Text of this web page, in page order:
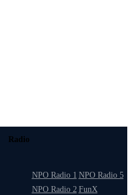
Radio
NPO Radio 1
NPO Radio 2
NPO Radio 5
FunX